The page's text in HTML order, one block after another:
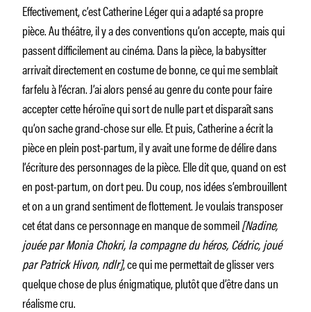
Effectivement, c’est Catherine Léger qui a adapté sa propre
pièce. Au théâtre, il y a des conventions qu’on accepte, mais qui
passent difficilement au cinéma. Dans la pièce, la babysitter
arrivait directement en costume de bonne, ce qui me semblait
farfelu à l’écran. J’ai alors pensé au genre du conte pour faire
accepter cette héroïne qui sort de nulle part et disparaît sans
qu’on sache grand-chose sur elle. Et puis, Catherine a écrit la
pièce en plein post-partum, il y avait une forme de délire dans
l’écriture des personnages de la pièce. Elle dit que, quand on est
en post-partum, on dort peu. Du coup, nos idées s’embrouillent
et on a un grand sentiment de flottement. Je voulais transposer
cet état dans ce personnage en manque de sommeil[Nadine,
jouée par Monia Chokri, la compagne du héros, Cédric, joué
par Patrick Hivon, ndlr], ce qui me permettait de glisser vers
quelque chose de plus énigmatique, plutôt que d’être dans un
réalisme cru.